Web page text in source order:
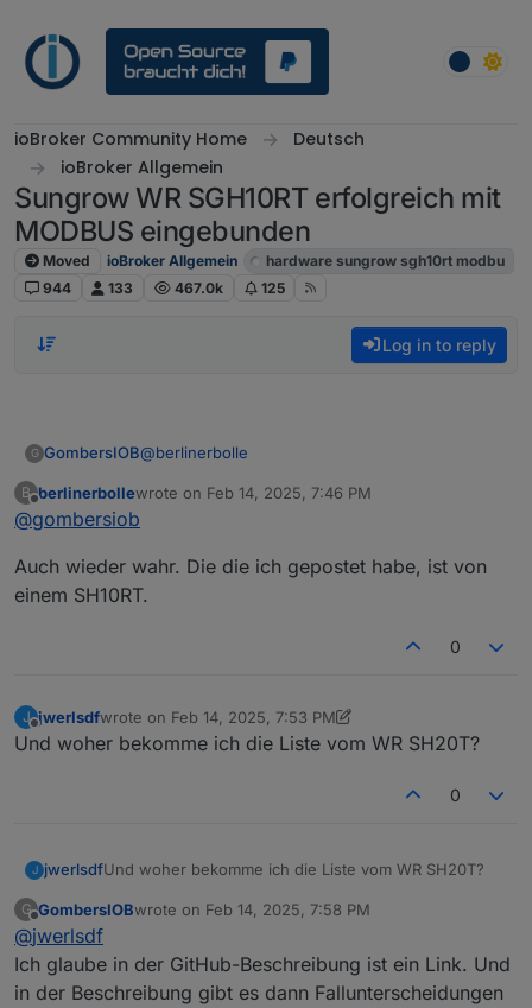
ioBroker Community Home
Deutsch
ioBroker Allgemein
Sungrow WR SGH10RT erfolgreich mit
MODBUS eingebunden
Moved ioBroker Allgemein
hardware sungrow sgh10rt modbu
944
133 467.0k 125
Log in to reply
G GombersIOB@berlinerbolle
Meine Liste habe ich schon mehrfach in diesem
eingeben. Was genau das war, fällt mir gerade
nicht ein, ich komme auch nicht an die
die zweite Stelle hineineditieren und dann
sinnvoll. Sie ist von eine SH08RT, womöglich hat
sich da mittlerweile waa geändert. Manches
Wirklich sicher ist man nur mit der Beschreibung.
B
Offline
berlinerbollewrote on Feb 14, 2025, 7:46 PM
last edited by
@gombersiob
Auch wieder wahr. Die die ich gepostet habe, ist von
einem SH10RT.
0
J
Offline
jwerlsdfwrote on Feb 14, 2025, 7:53 PM
last edited by jwerlsdfFeb 14, 2025, 8:53 PM
Und woher bekomme ich die Liste vom WR SH20T?
0
J jwerlsdfUnd woher bekomme ich die Liste vom WR SH20T?
G
Offline
GombersIOBwrote on Feb 14, 2025, 7:58 PM
last edited by
@jwerlsdf
Ich glaube in der GitHub-Beschreibung ist ein Link. Und
in der Beschreibung gibt es dann Fallunterscheidungen